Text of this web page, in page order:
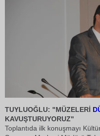
TUYLUOĞLU: "MÜZELERİ
KAVUŞTURUYORUZ"
Toplantıda ilk konuşmayı